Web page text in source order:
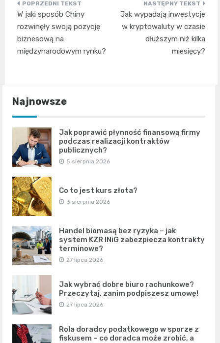
Nawigacja
wpisu
W jaki sposób Chiny
rozwinęły swoją pozycję
biznesową na
międzynarodowym rynku?
Jak wypadają inwestycje
w kryptowaluty w czasie
dłuższym niż kilka
miesięcy?
Najnowsze
Jak poprawić płynność finansową firmy
podczas realizacji kontraktów
publicznych?
5 sierpnia 2026
Co to jest kurs złota?
3 sierpnia 2026
Handel biomasą bez ryzyka – jak
system KZR INiG zabezpiecza kontrakty
terminowe?
27 lipca 2026
Jak wybrać dobre biuro rachunkowe?
Przeczytaj, zanim podpiszesz umowę!
27 lipca 2026
Rola doradcy podatkowego w sporze z
fiskusem – co doradca może zrobić, a